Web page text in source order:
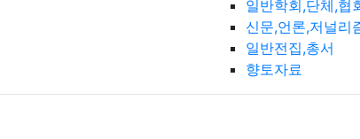
일반학회,단체,협
신문,언론,저널리
일반전집,총서
향토자료